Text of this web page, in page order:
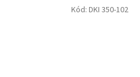
Kód: DKI 350-102